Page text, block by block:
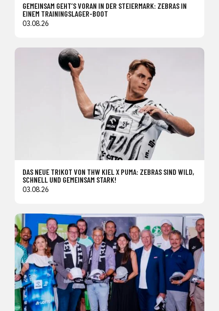
GEMEINSAM GEHT’S VORAN IN DER STEIERMARK: ZEBRAS IN
EINEM TRAININGSLAGER-BOOT
03.08.26
DAS NEUE TRIKOT VON THW KIEL X PUMA: ZEBRAS SIND WILD,
SCHNELL UND GEMEINSAM STARK!
03.08.26